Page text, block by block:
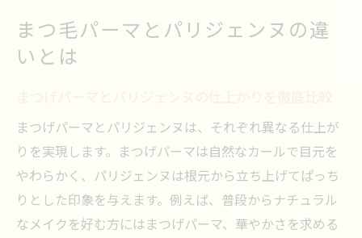
まつ毛パーマとパリジェンヌの違
いとは
まつげパーマとパリジェンヌの仕上がりを徹底比較
まつげパーマとパリジェンヌは、それぞれ異なる仕上が
りを実現します。まつげパーマは自然なカールで目元を
やわらかく、パリジェンヌは根元から立ち上げてぱっち
りとした印象を与えます。例えば、普段からナチュラル
なメイクを好む方にはまつげパーマ、華やかさを求める